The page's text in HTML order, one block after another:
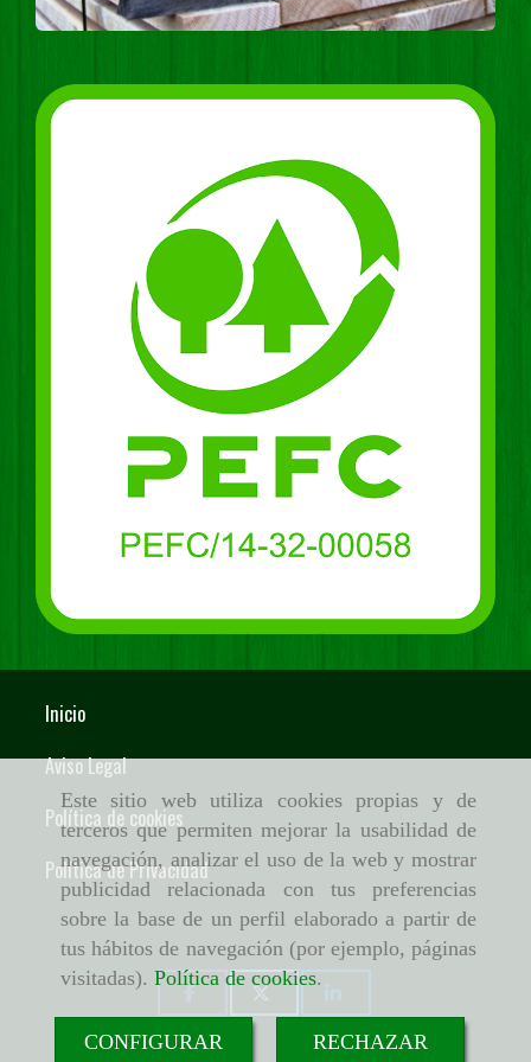
Este sitio web utiliza cookies propias y de
terceros que permiten mejorar la usabilidad de
navegación, analizar el uso de la web y mostrar
publicidad relacionada con tus preferencias
sobre la base de un perfil elaborado a partir de
tus hábitos de navegación (por ejemplo, páginas
visitadas). Política de cookies.
CONFIGURAR RECHAZAR
Inicio
Aviso Legal
Política de cookies
Política de Privacidad